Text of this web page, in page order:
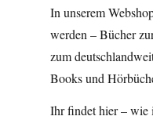
In unserem
werden – Bücher
zum
Books und
Ihr findet hier – wie